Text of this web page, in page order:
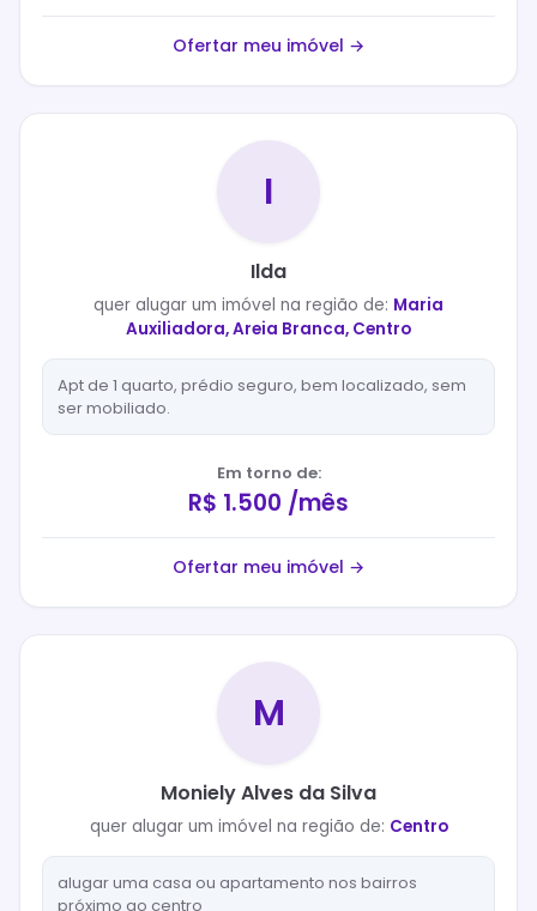
Ofertar meu imóvel →
I
Ilda
quer alugar um imóvel na região de: Maria
Auxiliadora, Areia Branca, Centro
Apt de 1 quarto, prédio seguro, bem localizado, sem
ser mobiliado.
Em torno de:
R$ 1.500 /mês
Ofertar meu imóvel →
M
Moniely Alves da Silva
quer alugarum imóvel na região de: Centro
alugar uma casa ou apartamento nos bairros
próximo ao centro